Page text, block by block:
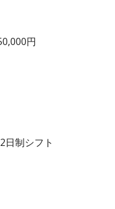
円
日制シフト